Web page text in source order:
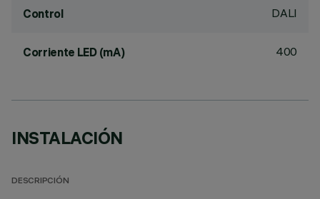
Control DALI
Corriente LED (mA) 400
INSTALACIÓN
DESCRIPCIÓN